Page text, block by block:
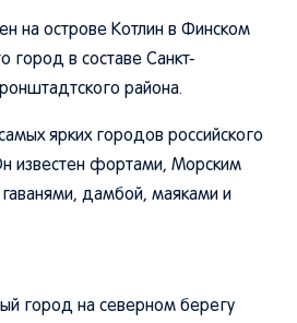
на острове Котлин в Финском
город в составе Санкт-
района.
ярких городов российского
известен фортами, Морским
дамбой, маяками и
город на северном берегу